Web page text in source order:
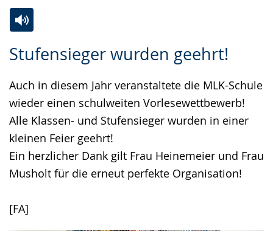
Stufensieger wurden geehrt!
Auch in diesem Jahr veranstaltete die MLK-Schule
wieder einen schulweiten Vorlesewettbewerb!
Alle Klassen- und Stufensieger wurden in einer
kleinen Feier geehrt!
Ein herzlicher Dank gilt Frau Heinemeier und Frau
Musholt für die erneut perfekte Organisation!
[FA]
Leichten
wechseln.
Audio-
Video
Deutscher
Gebärdensprache
wird
angezeigt.